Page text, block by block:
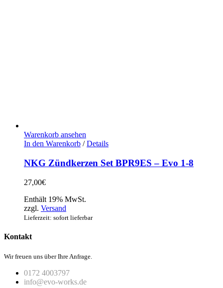
Warenkorb ansehen
In den Warenkorb / Details
NKG Zündkerzen Set BPR9ES – Evo 1-8
27,00€
Enthält 19% MwSt.
zzgl. Versand
Lieferzeit: sofort lieferbar
Kontakt
Wir freuen uns über Ihre Anfrage.
0172 4003797
info@evo-works.de